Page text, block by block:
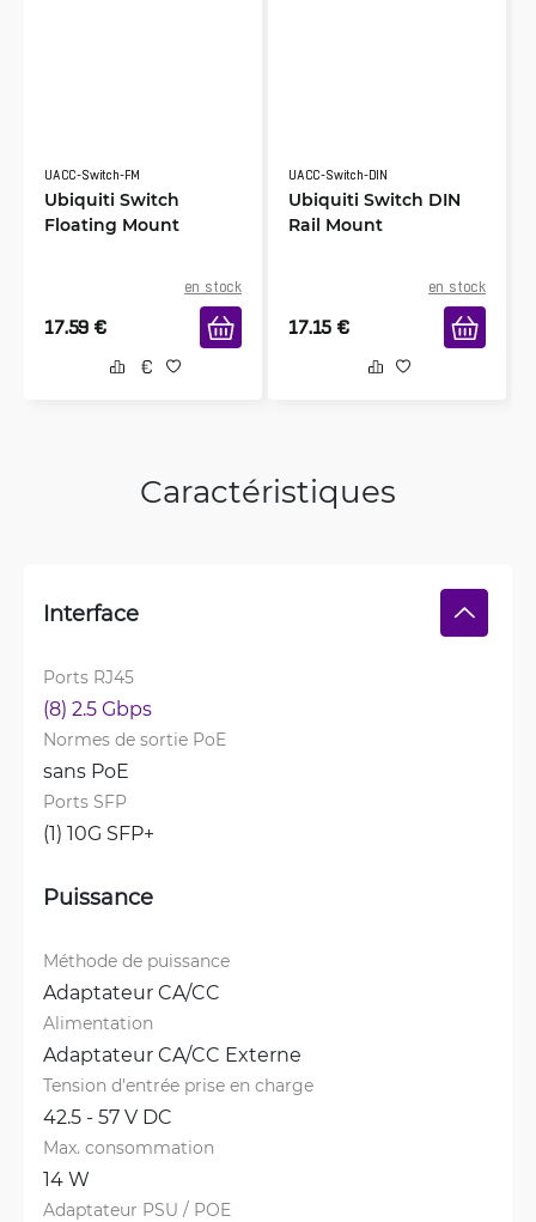
UACC-Switch-FM
Ubiquiti Switch
Floating Mount
en stock
17.59 €
UACC-Switch-DIN
Ubiquiti Switch DIN
Rail Mount
en stock
17.15 €
Caractéristiques
Interface
Ports RJ45
(8) 2.5 Gbps
Normes de sortie PoE
sans PoE
Ports SFP
(1) 10G SFP+
Puissance
Méthode de puissance
Adaptateur CA/CC
Alimentation
Adaptateur CA/CC Externe
Tension d'entrée prise en charge
42.5 - 57 V DC
Max. consommation
14 W
Adaptateur PSU / POE